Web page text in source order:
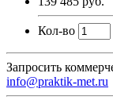
Кол-во
Запросить
info@praktik-met.ru